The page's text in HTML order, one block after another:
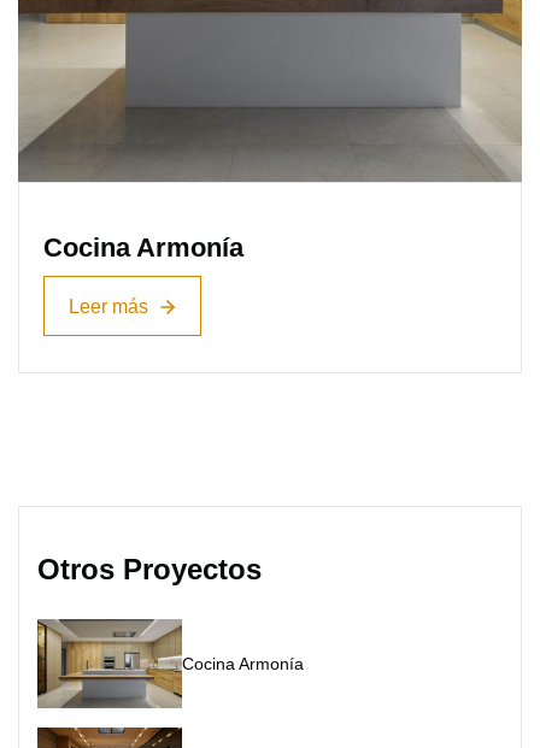
Cocina Armonía
Leer más
Leer más
Otros Proyectos
Cocina Armonía